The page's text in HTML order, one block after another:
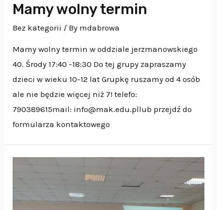
Mamy wolny termin
Bez kategorii / By mdabrowa
Mamy wolny termin w oddziale jerzmanowskiego
40. Środy 17:40 -18:30 Do tej grupy zapraszamy
dzieci w wieku 10-12 lat Grupkę ruszamy od 4 osób
ale nie będzie więcej niż 7! telefo:
790389615mail: info@mak.edu.pllub przejdź do
formularza kontaktowego